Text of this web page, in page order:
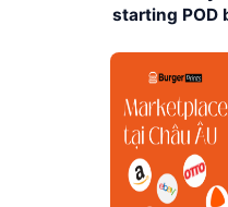
starting POD